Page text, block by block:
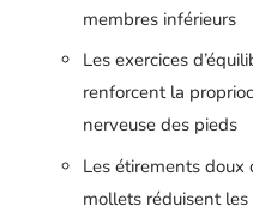
membres inférieurs
Les exercices
renforcent la
nerveuse des pieds
Les étirements
mollets réduisent